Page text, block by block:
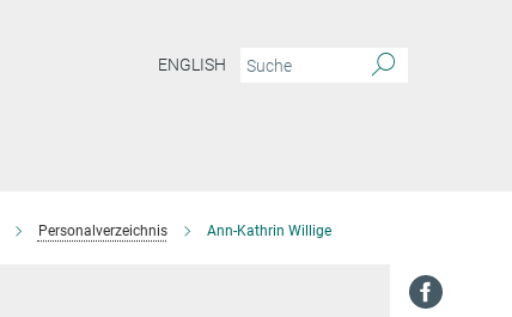
ENGLISH
Personalverzeichnis Ann-Kathrin Willige